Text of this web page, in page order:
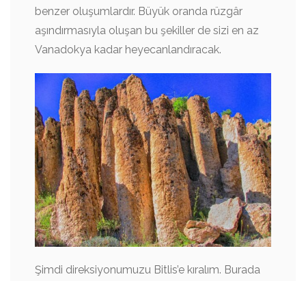
benzer oluşumlardır. Büyük oranda rüzgâr
aşındırmasıyla oluşan bu şekiller de sizi en az
Vanadokya kadar heyecanlandıracak.
Şimdi direksiyonumuzu Bitlis’e kıralım. Burada